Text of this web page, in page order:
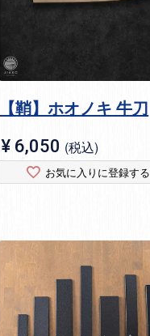
【鞘】ホオノキ 牛刀
¥ 6,050 税込
お気に入りに登録する